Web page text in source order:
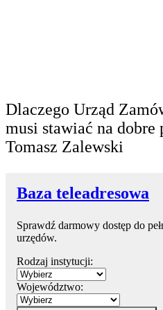
Dlaczego Urząd
musi stawiać na
Tomasz Zalewski
Baza teleadresowa
Sprawdź darmowy dostęp do
urzędów.
Rodzaj instytucji:
Województwo: